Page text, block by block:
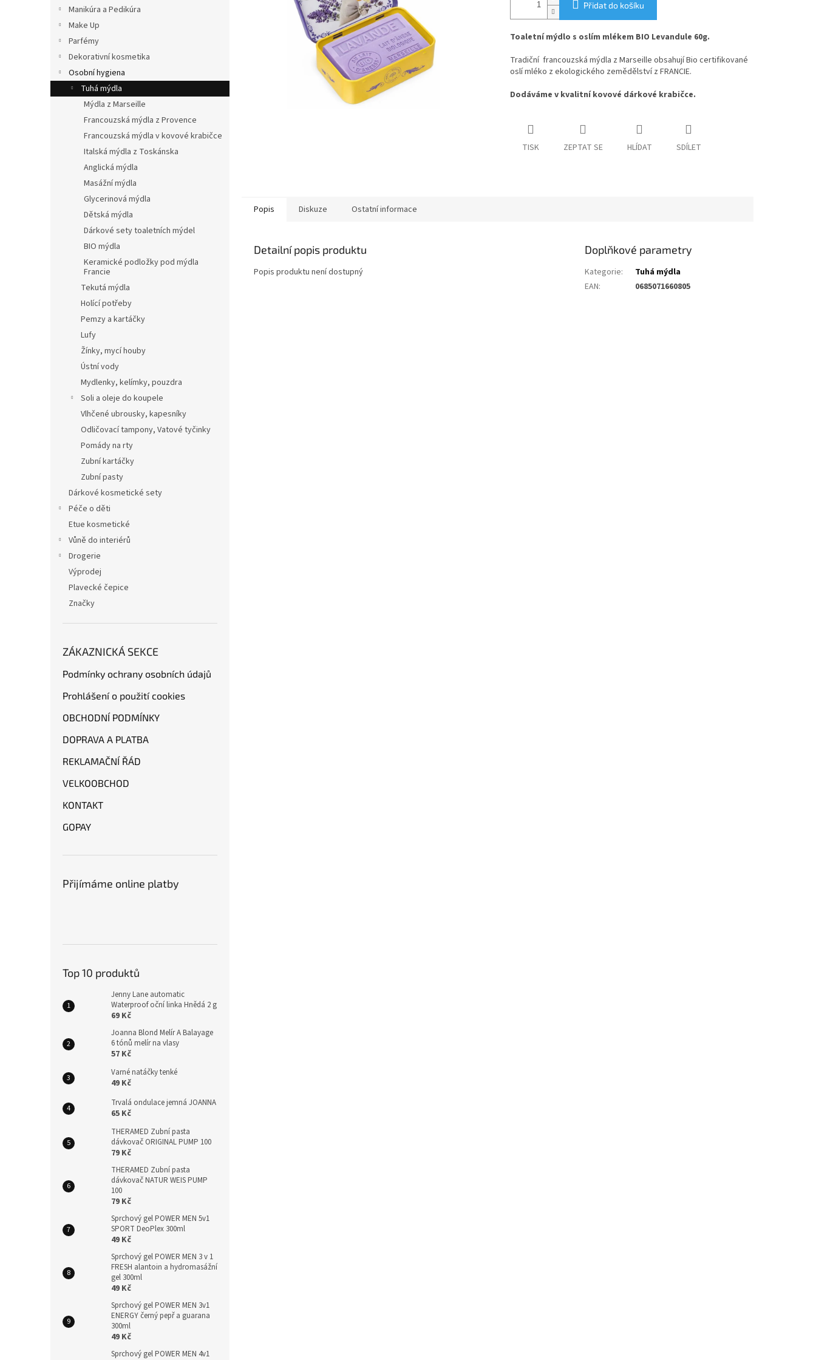
Manikúra a Pedikúra
Make Up
Parfémy
Dekorativní kosmetika
Osobní hygiena
Tuhá mýdla
Mýdla z Marseille
Francouzská mýdla z Provence
Francouzská mýdla v kovové krabičce
Italská mýdla z Toskánska
Anglická mýdla
Masážní mýdla
Glycerinová mýdla
Dětská mýdla
Dárkové sety toaletních mýdel
BIO mýdla
Keramické podložky pod mýdla
Francie
Tekutá mýdla
Holící potřeby
Pemzy a kartáčky
Lufy
Žínky, mycí houby
Ústní vody
Mydlenky, kelímky, pouzdra
Soli a oleje do koupele
Vlhčené ubrousky, kapesníky
Odličovací tampony, Vatové tyčinky
Pomády na rty
Zubní kartáčky
Zubní pasty
Dárkové kosmetické sety
Péče o děti
Etue kosmetické
Vůně do interiérů
Drogerie
Výprodej
Plavecké čepice
Značky
ZÁKAZNICKÁ SEKCE
Podmínky ochrany osobních údajů
Prohlášení o použití cookies
OBCHODNÍ PODMÍNKY
DOPRAVA A PLATBA
REKLAMAČNÍ ŘÁD
VELKOOBCHOD
KONTAKT
GOPAY
Přijímáme online platby
Top 10 produktů
Jenny Lane automatic
Waterproof oční linka Hnědá 2 g
69 Kč
Joanna Blond Melír A Balayage
6 tónů melír na vlasy
57 Kč
Varné natáčky tenké
49 Kč
Trvalá ondulace jemná JOANNA
65 Kč
THERAMED Zubní pasta
dávkovač ORIGINAL PUMP 100
79 Kč
THERAMED Zubní pasta
dávkovač NATUR WEIS PUMP
100
79 Kč
Sprchový gel POWER MEN 5v1
SPORT DeoPlex 300ml
49 Kč
Sprchový gel POWER MEN 3 v 1
FRESH alantoin a hydromasážní
gel 300ml
49 Kč
Sprchový gel POWER MEN 3v1
ENERGY černý pepř a guarana
300ml
49 Kč
Sprchový gel POWER MEN 4v1
Přidat do košíku
Toaletní mýdlo s oslím mlékem BIO Levandule 60g.
Tradiční francouzská mýdla z Marseille obsahují Bio certifikované
oslí mléko z ekologického zemědělství z FRANCIE.
Dodáváme v kvalitní kovové dárkové krabičce.
TISK ZEPTAT SE HLÍDAT SDÍLET
Popis Diskuze Ostatní informace
Detailní popis produktu
Popis produktu není dostupný
Doplňkové parametry
Kategorie:
Tuhá mýdla
EAN: 0685071660805